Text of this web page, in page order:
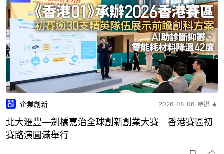
企業創新 2026-08-06 精選 ★
北大滙豐—劍橋嘉治全球創新創業大賽 香港賽區初
賽路演圓滿舉行